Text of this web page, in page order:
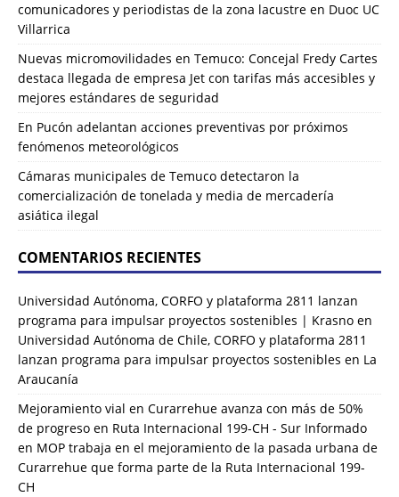
comunicadores y periodistas de la zona lacustre en Duoc UC
Villarrica
Nuevas micromovilidades en Temuco: Concejal Fredy Cartes
destaca llegada de empresa Jet con tarifas más accesibles y
mejores estándares de seguridad
En Pucón adelantan acciones preventivas por próximos
fenómenos meteorológicos
Cámaras municipales de Temuco detectaron la
comercialización de tonelada y media de mercadería
asiática ilegal
COMENTARIOS RECIENTES
Universidad Autónoma, CORFO y plataforma 2811 lanzan
programa para impulsar proyectos sostenibles | Krasno en
Universidad Autónoma de Chile, CORFO y plataforma 2811
lanzan programa para impulsar proyectos sostenibles en La
Araucanía
Mejoramiento vial en Curarrehue avanza con más de 50%
de progreso en Ruta Internacional 199-CH - Sur Informado
en MOP trabaja en el mejoramiento de la pasada urbana de
Curarrehue que forma parte de la Ruta Internacional 199-
CH